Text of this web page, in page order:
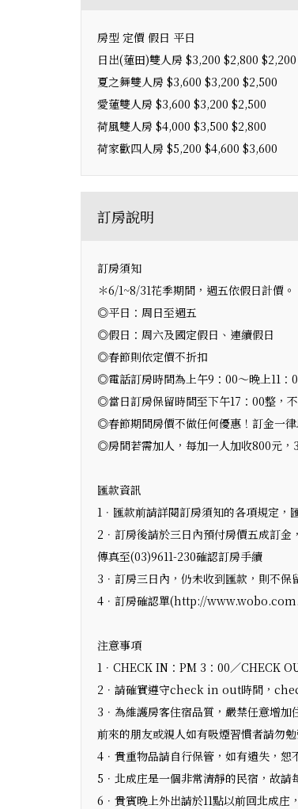
房型 定價 假日 平日
日出(蓮田)雙人房 $3,200 $2,800 $2,200
夏之舞雙人房 $3,600 $3,200 $2,500
愛蓮雙人房 $3,600 $3,200 $2,500
荷風雙人房 $4,000 $3,500 $2,800
荷家歡四人房 $5,200 $4,600 $3,600
訂房說明
訂房須知
＊6/1~8/31花季期間，週五依假日計價。
◎平日：周日至週五
◎假日：周六及國定假日、連續假日
◎春節則依定價不折扣
◎電話訂房時間為上午9：00～晚上11：
◎當日訂房保留時間至下午17：00整，
◎春節期間房價不做任何優惠！訂金一
◎房間若需加人，每加一人加收800元，
匯款資訊
1．匯款前請詳閱訂房須知的各項規定，
2．訂房後請於三日內預付房價五成訂
傳真至(03)9611-230確認訂房手續
3．訂房三日內，仍未收到匯款，則不保
4．訂房確認單(http://
注意事項
1．CHECK IN：PM 3：00／CHECK
2．請確實遵守check in out時間，
3．為維護房客住宿品質，嚴禁任意增
前來的朋友或親人如有吸煙習慣者請勿勉
4．貴重物品請自行保管，如有遺失，恕
5．北成庄是一個非常清靜的民宿，故
6．貴賓晚上外出請於11點以前回北成